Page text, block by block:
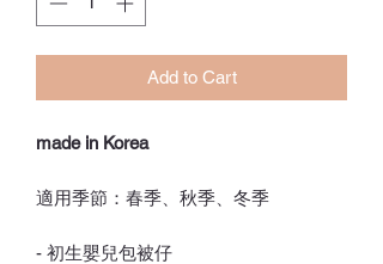
Add to Cart
made in Korea
適用季節：春季、秋季、冬季
- 初生嬰兒包被仔